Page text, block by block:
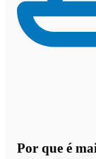
Por que é